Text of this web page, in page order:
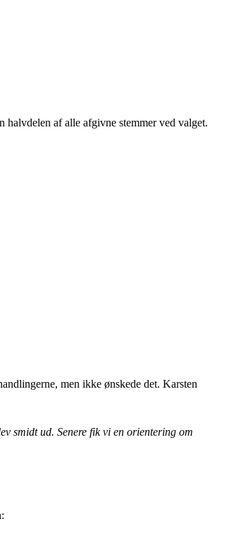
af alle afgivne stemmer ved valget.
men ikke ønskede det. Karsten
smidt ud. Senere fik vi en orientering om